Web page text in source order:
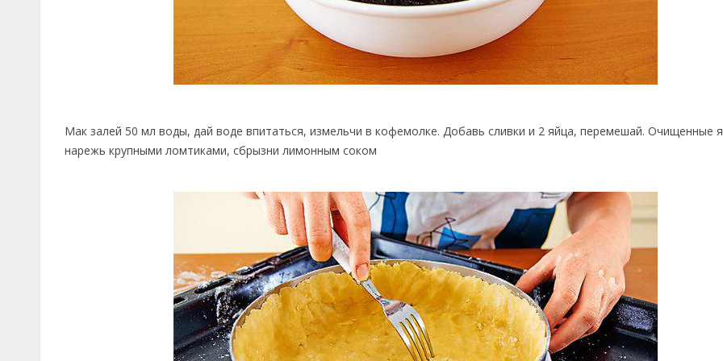
Мак залей 50 мл воды, дай воде впитаться, измельчи в кофемолке. Добавь сливки и 2 яйца, перемешай. Очищенные
нарежь крупными ломтиками, сбрызни лимонным соком